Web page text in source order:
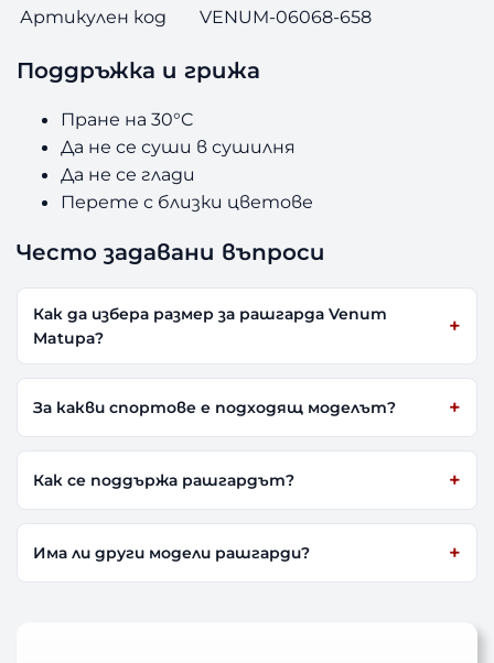
Артикулен код
VENUM-06068-658
Поддръжка и грижа
Пране на 30°C
Да не се суши в сушилня
Да не се глади
Перете с близки цветове
Често задавани въпроси
Как да избера размер за рашгарда Venum
Matupa?
За какви спортове е подходящ моделът?
Как се поддържа рашгардът?
Има ли други модели рашгарди?